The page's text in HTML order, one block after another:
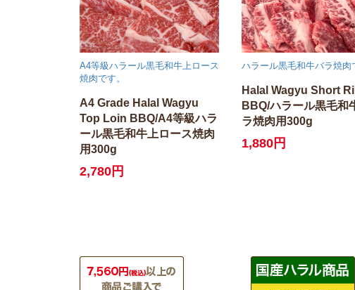
A4等級ハラール黒毛和牛上ロース
焼肉です。
A4 Grade Halal Wagyu
Top Loin BBQ/A4等級ハラ
ール黒毛和牛上ロース焼肉
用300g
2,780円
ハラール黒毛和牛バラ焼肉
Halal Wagyu Short
BBQ/ハラール黒毛和
ラ焼肉用300g
1,880円